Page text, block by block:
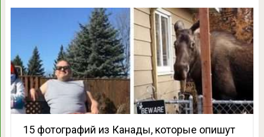
15 фотографий из Канады, которые опишут